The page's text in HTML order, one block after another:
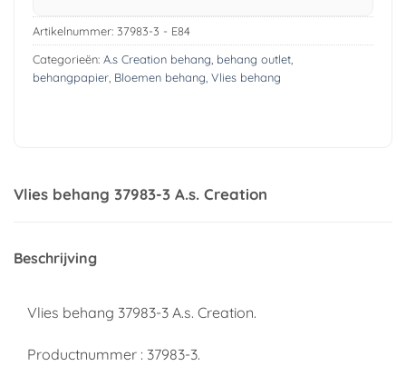
Artikelnummer: 37983-3 - E84
Categorieën: A.s Creation behang behang outlet,
behangpapier, Bloemen behang Vlies behang
Vlies behang 37983-3 A.s. Creation
Beschrijving
Vlies behang 37983-3 A.s. Creation.
Productnummer : 37983-3.